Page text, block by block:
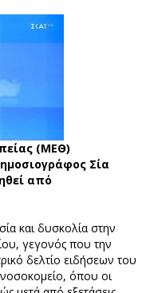
(ΜΕΘ)
Σία
από
και δυσκολία στην
γεγονός που την
δελτίο ειδήσεων του
όπου οι